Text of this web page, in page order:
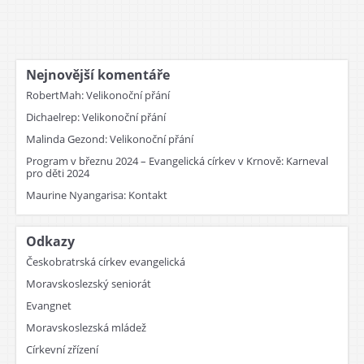
Nejnovější komentáře
RobertMah:Velikonoční přání
Dichaelrep:Velikonoční přání
Malinda Gezond:Velikonoční přání
Program v březnu 2024 – Evangelická církev v Krnově: Karneval
pro děti 2024
Maurine Nyangarisa: Kontakt
Odkazy
Českobratrská církev evangelická
Moravskoslezský seniorát
Evangnet
Moravskoslezská mládež
Církevní zřízení